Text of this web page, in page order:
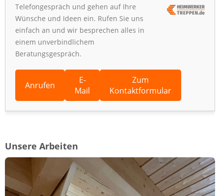
Telefongespräch und gehen auf Ihre
Wünsche und Ideen ein. Rufen Sie uns
einfach an und wir besprechen alles in
einem unverbindlichem
Beratungsgespräch.
Anrufen
E-
Mail
Zum
Kontaktformular
Unsere Arbeiten